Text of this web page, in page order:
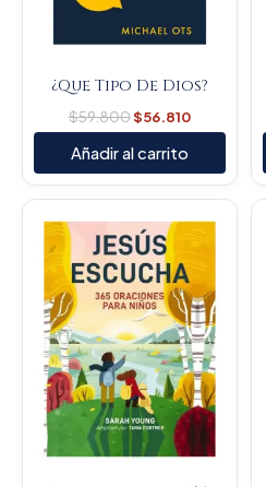
¿Que Tipo De Dios?
$59.800$56.810
Añadir al carrito
price
was:
$80.100.
Current
price
is: